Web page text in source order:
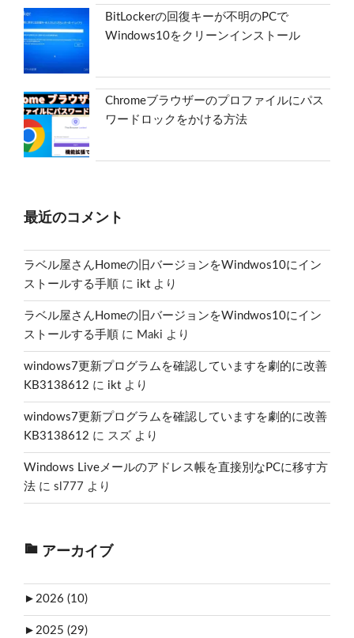
BitLockerの回復キーが不明のPCで
Windows10をクリーンインストール
Chromeブラウザーのプロファイルにパス
ワードロックをかける方法
最近のコメント
ラベル屋さんHomeの旧バージョンをWindwos10にイン
ストールする手順 に ikt より
ラベル屋さんHomeの旧バージョンをWindwos10にイン
ストールする手順 に Maki より
windows7更新プログラムを確認していますを劇的に改善
KB3138612 に ikt より
windows7更新プログラムを確認していますを劇的に改善
KB3138612 に スズ より
Windows Liveメールのアドレス帳を直接別なPCに移す方
法 に sl777 より
アーカイブ
► 2026 (10)
► 2025 (29)